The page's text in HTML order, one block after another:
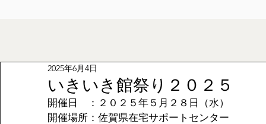
いきいき館祭り２０２５
2025年6月4日
開催日　：２０２５年５月２８日（水）
開催場所：佐賀県在宅サポートセンター